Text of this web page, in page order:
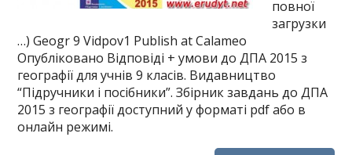
повної
загрузки
…) Geogr 9 Vidpov1 Publish at Calameo
Опубліковано Відповіді + умови до ДПА 2015 з
географії для учнів 9 класів. Видавництво
“Підручники і посібники”. Збірник завдань до ДПА
2015 з географії доступний у форматі pdf або в
онлайн режимі.